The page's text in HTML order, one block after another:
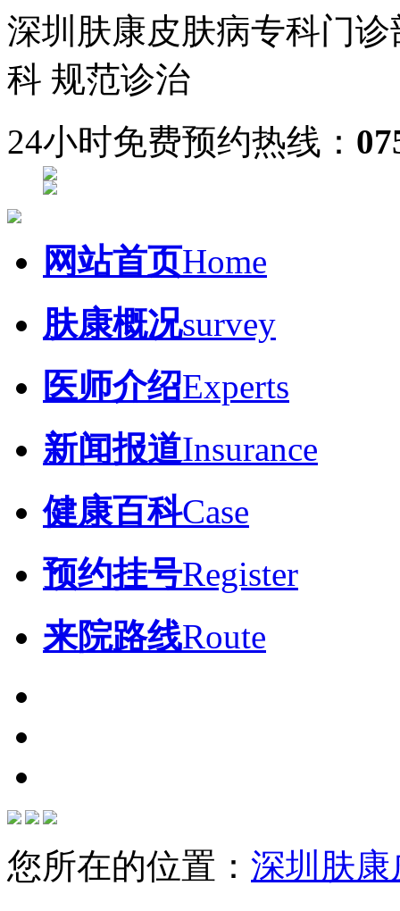
深圳肤康皮肤病专科门诊
科 规范诊治
24小时免费预约热线：
网站首页Home
肤康概况survey
医师介绍Experts
新闻报道Insurance
健康百科Case
预约挂号Register
来院路线Route
您所在的位置： 深圳肤